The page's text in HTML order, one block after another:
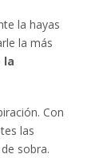
la hayas
la más
la
Con
las
sobra.